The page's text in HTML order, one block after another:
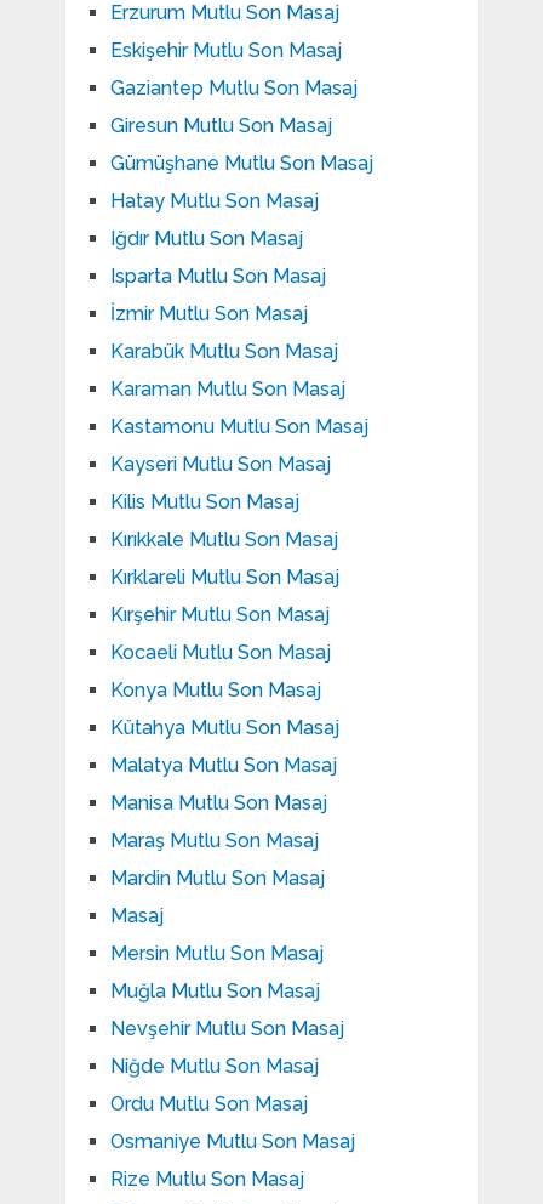
Erzurum Mutlu Son Masaj
Eskişehir Mutlu Son Masaj
Gaziantep Mutlu Son Masaj
Giresun Mutlu Son Masaj
Gümüşhane Mutlu Son Masaj
Hatay Mutlu Son Masaj
Iğdır Mutlu Son Masaj
Isparta Mutlu Son Masaj
İzmir Mutlu Son Masaj
Karabük Mutlu Son Masaj
Karaman Mutlu Son Masaj
Kastamonu Mutlu Son Masaj
Kayseri Mutlu Son Masaj
Kilis Mutlu Son Masaj
Kırıkkale Mutlu Son Masaj
Kırklareli Mutlu Son Masaj
Kırşehir Mutlu Son Masaj
Kocaeli Mutlu Son Masaj
Konya Mutlu Son Masaj
Kütahya Mutlu Son Masaj
Malatya Mutlu Son Masaj
Manisa Mutlu Son Masaj
Maraş Mutlu Son Masaj
Mardin Mutlu Son Masaj
Masaj
Mersin Mutlu Son Masaj
Muğla Mutlu Son Masaj
Nevşehir Mutlu Son Masaj
Niğde Mutlu Son Masaj
Ordu Mutlu Son Masaj
Osmaniye Mutlu Son Masaj
Rize Mutlu Son Masaj